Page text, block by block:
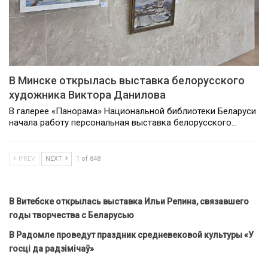
В Минске открылась выставка белорусского
художника Виктора Данилова
В галерее «Панорама» Национальной библиотеки Беларуси
начала работу персональная выставка белорусского…
PREV NEXT 1 of 848
В Витебске открылась выставка Ильи Репина, связавшего
годы творчества с Беларусью
В Радомле проведут праздник средневековой культуры «У
госці да радзімічаў»